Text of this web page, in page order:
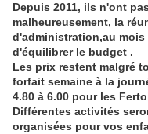
Depuis 2011, ils n'ont
malheureusement, la
d'administration,au mois
d'équilibrer le budget .
Les prix restent malgré
forfait semaine à la
4.80 à 6.00 pour les
Différentes activités
organisées pour vos